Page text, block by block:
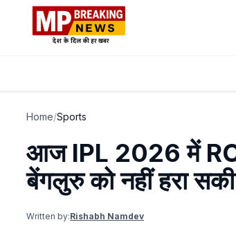
Home/Sports
आज IPL 2026 में
बेंगलुरु को नहीं हरा
Written by:Rishabh Namdev